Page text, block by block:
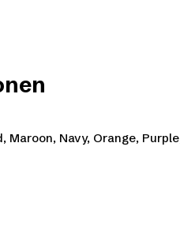
Maroon, Navy, Orange,